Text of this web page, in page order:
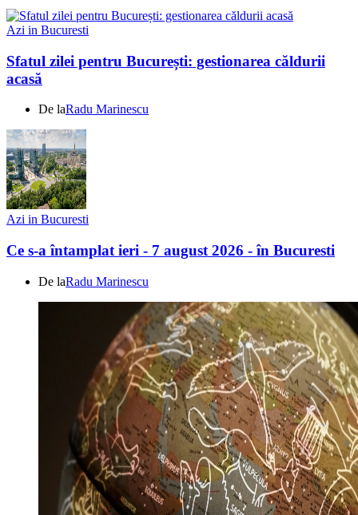
Azi in Bucuresti
Sfatul zilei pentru București: gestionarea căldurii
acasă
De laRadu Marinescu
Azi in Bucuresti
Ce s-a întamplat ieri - 7 august 2026 - în Bucuresti
De laRadu Marinescu